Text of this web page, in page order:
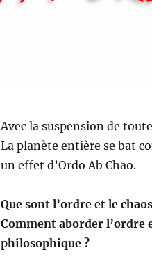
Avec la suspension de
La planète entière se bat
un effet d’Ordo Ab Chao.
Que sont l’ordre et le
Comment aborder l’ordre
philosophique ?